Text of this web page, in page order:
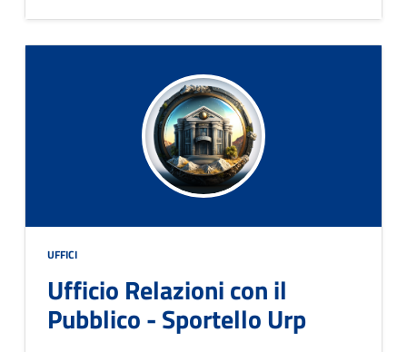
alla gestione e riscossione delle varie imposte e
tasse comunali.
UFFICI
Ufficio Relazioni con il
Pubblico - Sportello Urp